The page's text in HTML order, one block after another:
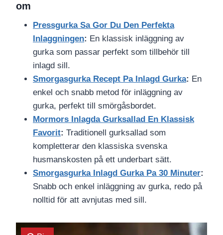
om
Pressgurka Sa Gor Du Den Perfekta
Inlaggningen: En klassisk inläggning av
gurka som passar perfekt som tillbehör till
inlagd sill.
Smorgasgurka Recept Pa Inlagd Gurka: En
enkel och snabb metod för inläggning av
gurka, perfekt till smörgåsbordet.
Mormors Inlagda Gurksallad En Klassisk
Favorit: Traditionell gurksallad som
kompletterar den klassiska svenska
husmanskosten på ett underbart sätt.
Smorgasgurka Inlagd Gurka Pa 30 Minuter:
Snabb och enkel inläggning av gurka, redo på
nolltid för att avnjutas med sill.